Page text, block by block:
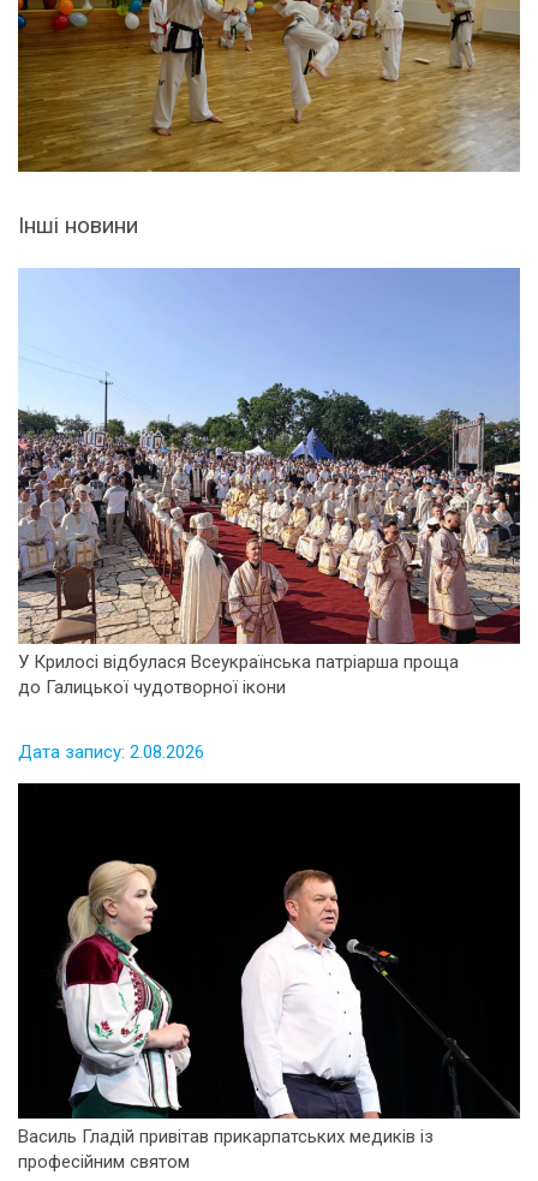
Інші новини
У Крилосі відбулася Всеукраїнська патріарша проща
до Галицької чудотворної ікони
Дата запису: 2.08.2026
Василь Гладій привітав прикарпатських медиків із
професійним святом